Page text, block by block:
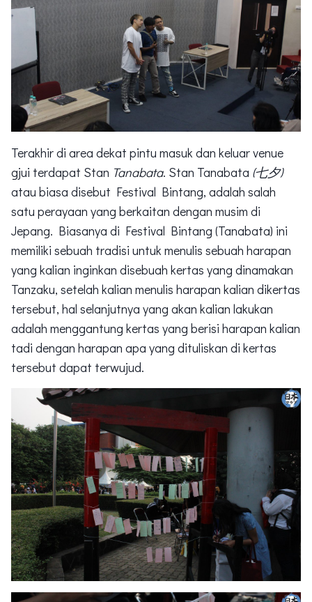
Terakhir di area dekat pintu masuk dan keluar venue
gjui terdapat Stan Tanabata. Stan Tanabata (七夕)
atau biasa disebut Festival Bintang, adalah salah
satu perayaan yang berkaitan dengan musim di
Jepang. Biasanya di Festival Bintang (Tanabata) ini
memiliki sebuah tradisi untuk menulis sebuah harapan
yang kalian inginkan disebuah kertas yang dinamakan
Tanzaku, setelah kalian menulis harapan kalian dikertas
tersebut, hal selanjutnya yang akan kalian lakukan
adalah menggantung kertas yang berisi harapan kalian
tadi dengan harapan apa yang dituliskan di kertas
tersebut dapat terwujud.